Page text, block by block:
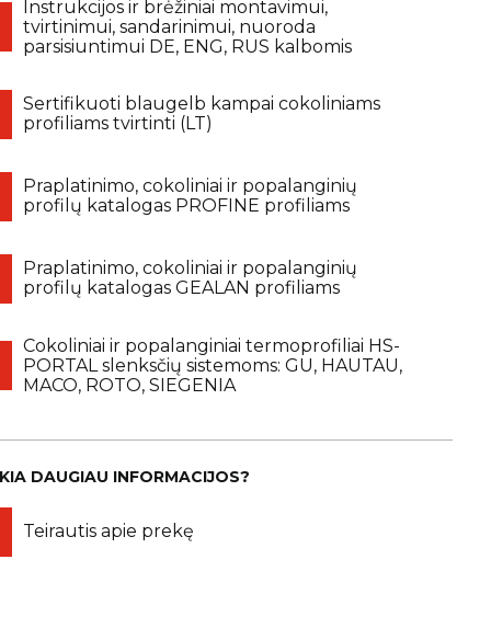
Instrukcijos ir brėžiniai montavimui,
tvirtinimui, sandarinimui, nuoroda
parsisiuntimui DE, ENG, RUS kalbomis
Sertifikuoti blaugelb kampai cokoliniams
profiliams tvirtinti (LT)
Praplatinimo, cokoliniai ir popalanginių
profilų katalogas PROFINE profiliams
Praplatinimo, cokoliniai ir popalanginių
profilų katalogas GEALAN profiliams
Cokoliniai ir popalanginiai termoprofiliai HS-
PORTAL slenksčių sistemoms: GU, HAUTAU,
MACO, ROTO, SIEGENIA
DAUGIAU INFORMACIJOS?
Teirautis apie prekę